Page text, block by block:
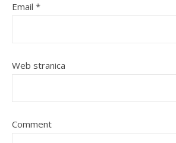
Email *
Web stranica
Comment